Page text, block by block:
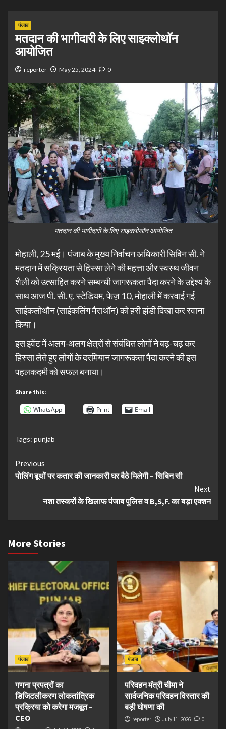
पंजाब
मतदान की भागीदारी के लिए साइक्लोथॉन
आयोजित
reporter May 25, 2024 0
मतदान की भागीदारी के लिए साइक्लोथॉन आयोजित
मोहाली, 25 मई। पंजाब के मुख्य निर्वाचन अधिकारी सिबिन सी. ने
मतदान में सक्रियता से हिस्सा लेने की महत्ता और स्वस्थ जीवन
शैली को उत्साहित करने सम्बन्धी जागरूकता पैदा करने के उद्देश्य के
साथ आज पी. सी. ए. स्टेडियम, फेज़ 10, मोहाली में करवाई गई
साईकलोथौन (साईकलिंग मैराथॉन) को हरी झंडी दिखा कर रवाना
किया।
इस इवेंट में अलग-अलग क्षेत्रों से संबंधित लोगों ने बढ़-चढ़ कर
हिस्सा लेते हुए लोगों के दरमियान जागरूकता पैदा करने की इस
पहलकदमी को सफल बनाया।
Share this:
WhatsApp Print Email
Tags: punjab
Continue
Reading
Previous
पोलिंग बूथों पर कतार की जानकारी घर बैठे मिलेगी – सिबिन सी
Next
नशा तस्करों के खिलाफ पंजाब पुलिस व B,S,F. का बड़ा एक्शन
More Stories
पंजाब
गणना प्रपत्रों का
डिजिटलीकरण लोकतांत्रिक
प्रक्रिया को करेगा मजबूत –
CEO
पंजाब
परिवहन मंत्री चीमा ने
सार्वजनिक परिवहन विस्तार की
बड़ी घोषणा की
reporter July 11, 2026 0